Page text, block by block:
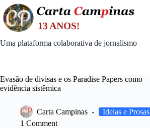
Skip
to
content
Uma plataforma colaborativa de jornalismo
Evasão de divisas e os Paradise Papers como
evidência sistêmica
Carta Campinas
Ideias e Prosas
1 Comment